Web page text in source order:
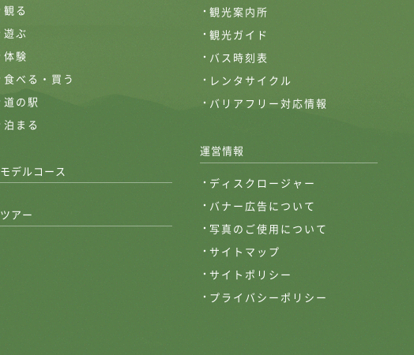
観る
遊ぶ
体験
食べる・買う
道の駅
泊まる
モデルコース
ツアー
観光案内所
観光ガイド
バス時刻表
レンタサイクル
バリアフリー対応情報
運営情報
ディスクロージャー
バナー広告について
写真のご使用について
サイトマップ
サイトポリシー
プライバシーポリシー